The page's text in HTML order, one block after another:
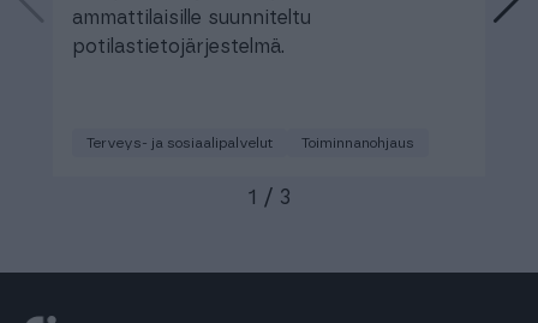
ammattilaisille suunniteltu
potilastietojärjestelmä.
Terveys- ja sosiaalipalvelut Toiminnanohjaus
1 / 3